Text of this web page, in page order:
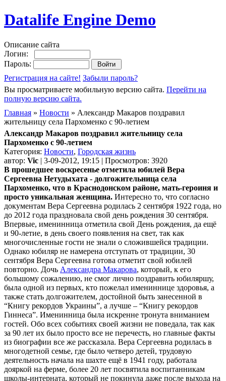
Datalife Engine Demo
Описание сайта
Логин:
Пароль:
Регистрация на сайте! Забыли пароль?
Вы просматриваете мобильную версию сайта. Перейти на
полную версию сайта.
Главная » Новости » Александр Макаров поздравил
жительницу села Пархоменко с 90-летием
Александр Макаров поздравил жительницу села
Пархоменко с 90-летием
Категория: Новости, Городская жизнь
автор: Vic | 3-09-2012, 19:15 | Просмотров: 3920
В прошедшее воскресенье отметила юбилей Вера
Сергеевна Нетудыхата - долгожительница села
Пархоменко, что в Краснодонском районе, мать-героиня и
просто уникальная женщина. Интересно то, что согласно
документам Вера Сергеевна родилась 2 сентября 1922 года, но
до 2012 года праздновала свой день рождения 30 сентября.
Впервые, именинница отметила свой День рождения, да ещё
и 90-летие, в день своего появления на свет, так как
многочисленные гости не знали о сложившейся традиции.
Однако юбиляр не намерена отступать от традиции, 30
сентября Вера Сергеевна готова отметит свой юбилей
повторно. Дочь Александра Макарова, который, к его
большому сожалению, не смог лично поздравить юбиляршу,
была одной из первых, кто пожелал имениннице здоровья, а
также стать долгожителем, достойной быть занесенной в
“Книгу рекордов Украины”, а лучше – “Книгу рекордов
Гиннеса”. Именинница была искренне тронута вниманием
гостей. Обо всех событиях своей жизни не поведала, так как
за 90 лет их было просто все не перечесть, но главные факты
из биографии все же рассказала. Вера Сергеевна родилась в
многодетной семье, где было четверо детей, трудовую
деятельность начала на шахте ещё в 1941 году, работала
дояркой на ферме, более 20 лет посвятила воспитанникам
школы-интерната, который не покинула даже после выхода на